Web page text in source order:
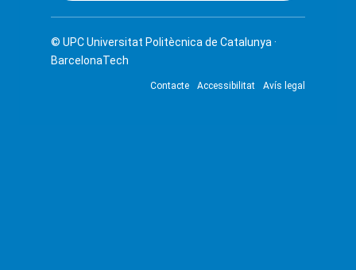
© UPCUniversitat Politècnica de Catalunya ·
BarcelonaTech
Contacte Accessibilitat Avís legal